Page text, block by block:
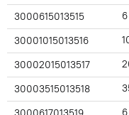
3000615013515 6
30001015013516
30002015013517
30003515013518